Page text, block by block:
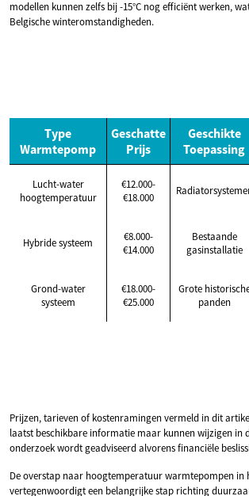
modellen kunnen zelfs bij -15°C nog efficiënt werken,
Belgische winteromstandigheden.
Type
Warmtepomp
Geschatte
Prijs
Geschikte
Toepassing
Lucht-water
hoogtemperatuur
€12.000-
€18.000
Hybride systeem
€8.000-
€14.000
Bestaande
gasinstallatie
Grond-water
systeem
€18.000-
€25.000
Grote
panden
Prijzen, tarieven of kostenramingen vermeld in dit
laatst beschikbare informatie maar kunnen wijzigen in
onderzoek wordt geadviseerd alvorens financiële
De overstap naar hoogtemperatuur warmtepompen in
vertegenwoordigt een belangrijke stap richting